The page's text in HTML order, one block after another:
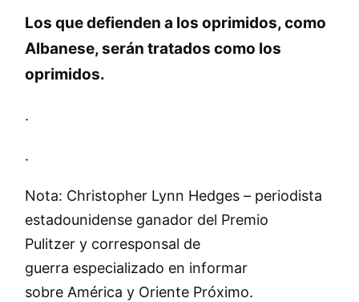
Los que defienden a los oprimidos, como
Albanese, serán tratados como los
oprimidos.
.
.
Nota: Christopher Lynn Hedges – periodista
estadounidense ganador del Premio
Pulitzer y corresponsal de
guerra especializado en informar
sobre América y Oriente Próximo.